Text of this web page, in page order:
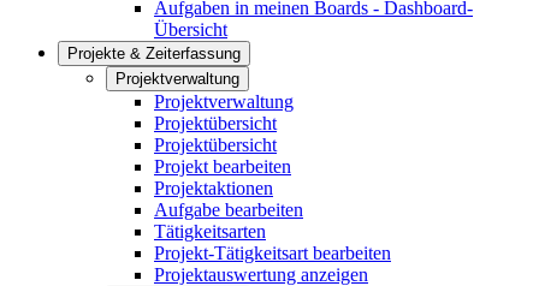
Aufgaben in meinen Boards - Dashboard-
Übersicht
Projekte & Zeiterfassung
Projektverwaltung
Projektverwaltung
Projektübersicht
Projektübersicht
Projekt bearbeiten
Projektaktionen
Aufgabe bearbeiten
Tätigkeitsarten
Projekt-Tätigkeitsart bearbeiten
Projektauswertung anzeigen